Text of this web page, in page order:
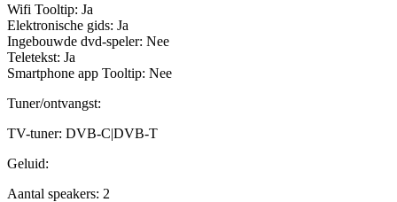
Wifi Tooltip: Ja
Elektronische gids: Ja
Ingebouwde dvd-speler: Nee
Teletekst: Ja
Smartphone app Tooltip: Nee
Tuner/ontvangst:
TV-tuner: DVB-C|DVB-T
Geluid:
Aantal speakers: 2